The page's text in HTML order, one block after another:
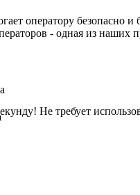
оператору безопасно
- одная из наших
Не требует